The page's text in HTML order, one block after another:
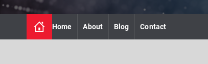
n
n
Home About Blog Contact